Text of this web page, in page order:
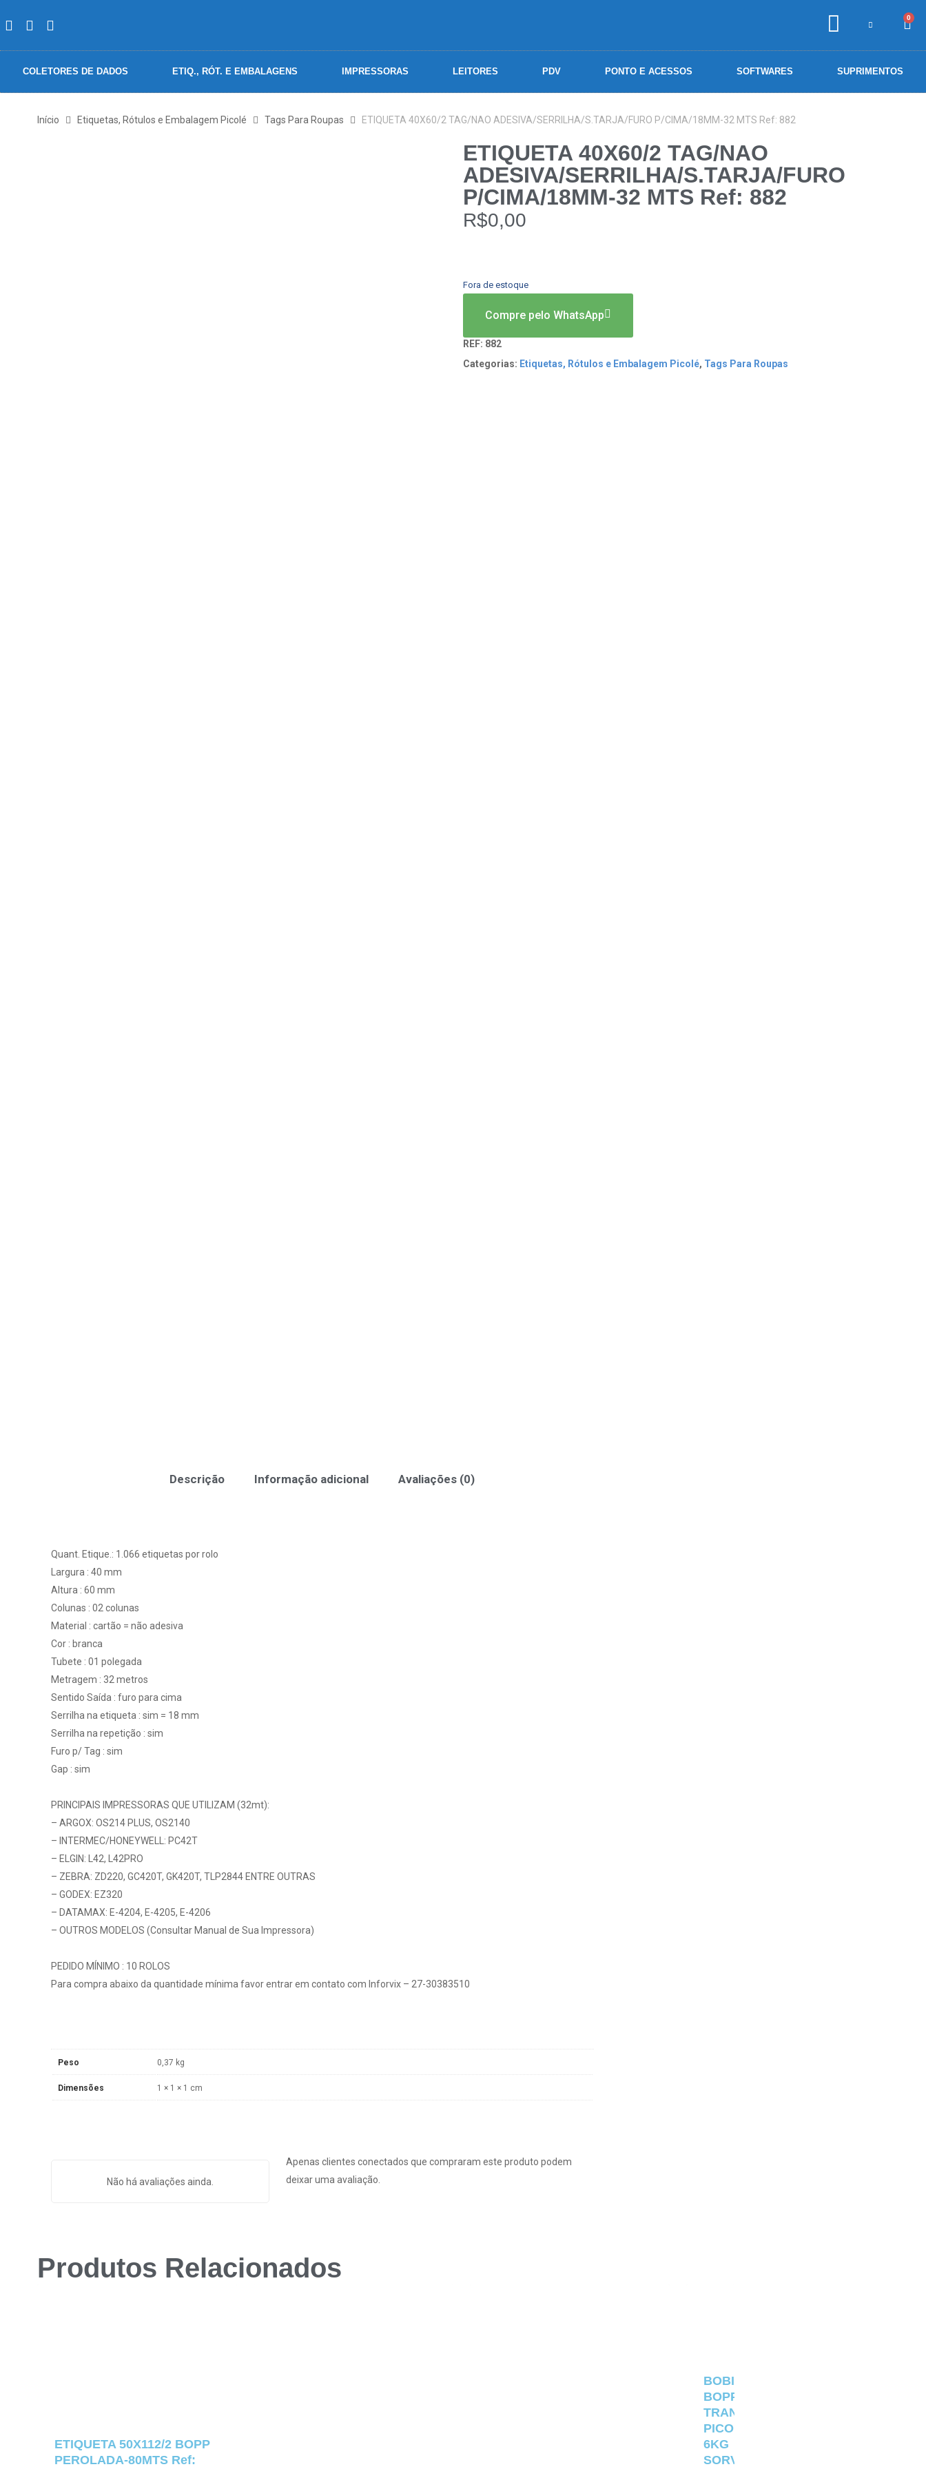
0
COLETORES DE DADOS ETIQ., RÓT. E EMBALAGENS IMPRESSORAS LEITORES PDV PONTO E ACESSOS SOFTWARES SUPRIMENTOS
Início Etiquetas, Rótulos e Embalagem Picolé Tags Para Roupas ETIQUETA 40X60/2 TAG/NAO ADESIVA/SERRILHA/S.TARJA/FURO P/CIMA/18MM-32 MTS Ref: 882
ETIQUETA 40X60/2 TAG/NAO
ADESIVA/SERRILHA/S.TARJA/FURO
P/CIMA/18MM-32 MTS Ref: 882
R$0,00
Fora de estoque
Compre pelo WhatsApp
REF: 882
Categorias: Etiquetas, Rótulos e Embalagem Picolé, Tags Para Roupas
Descrição Informação adicional Avaliações (0)
Quant. Etique.: 1.066 etiquetas por rolo
Largura : 40 mm
Altura : 60 mm
Colunas : 02 colunas
Material : cartão = não adesiva
Cor : branca
Tubete : 01 polegada
Metragem : 32 metros
Sentido Saída : furo para cima
Serrilha na etiqueta : sim = 18 mm
Serrilha na repetição : sim
Furo p/ Tag : sim
Gap : sim
PRINCIPAIS IMPRESSORAS QUE UTILIZAM (32mt):
– ARGOX: OS214 PLUS, OS2140
– INTERMEC/HONEYWELL: PC42T
– ELGIN: L42, L42PRO
– ZEBRA: ZD220, GC420T, GK420T, TLP2844 ENTRE OUTRAS
– GODEX: EZ320
– DATAMAX: E-4204, E-4205, E-4206
– OUTROS MODELOS (Consultar Manual de Sua Impressora)
PEDIDO MÍNIMO : 10 ROLOS
Para compra abaixo da quantidade mínima favor entrar em contato com Inforvix – 27-30383510
Peso 0,37 kg
Dimensões 1 × 1 × 1 cm
Não há avaliações ainda.
Apenas clientes conectados que compraram este produto podem
deixar uma avaliação.
Produtos Relacionados
ETIQUETA 50X112/2 BOPP
PEROLADA-80MTS Ref:
BOBINA
BOPP
TRANSPARENTE
PICOLÉ
6KG
SORVETERIA